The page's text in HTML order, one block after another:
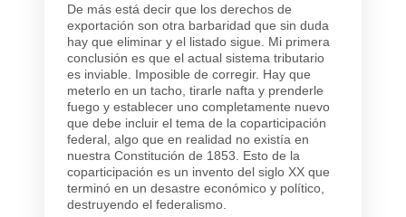
De más está decir que los derechos de
exportación son otra barbaridad que sin duda
hay que eliminar y el listado sigue. Mi primera
conclusión es que el actual sistema tributario
es inviable. Imposible de corregir. Hay que
meterlo en un tacho, tirarle nafta y prenderle
fuego y establecer uno completamente nuevo
que debe incluir el tema de la coparticipación
federal, algo que en realidad no existía en
nuestra Constitución de 1853. Esto de la
coparticipación es un invento del siglo XX que
terminó en un desastre económico y político,
destruyendo el federalismo.